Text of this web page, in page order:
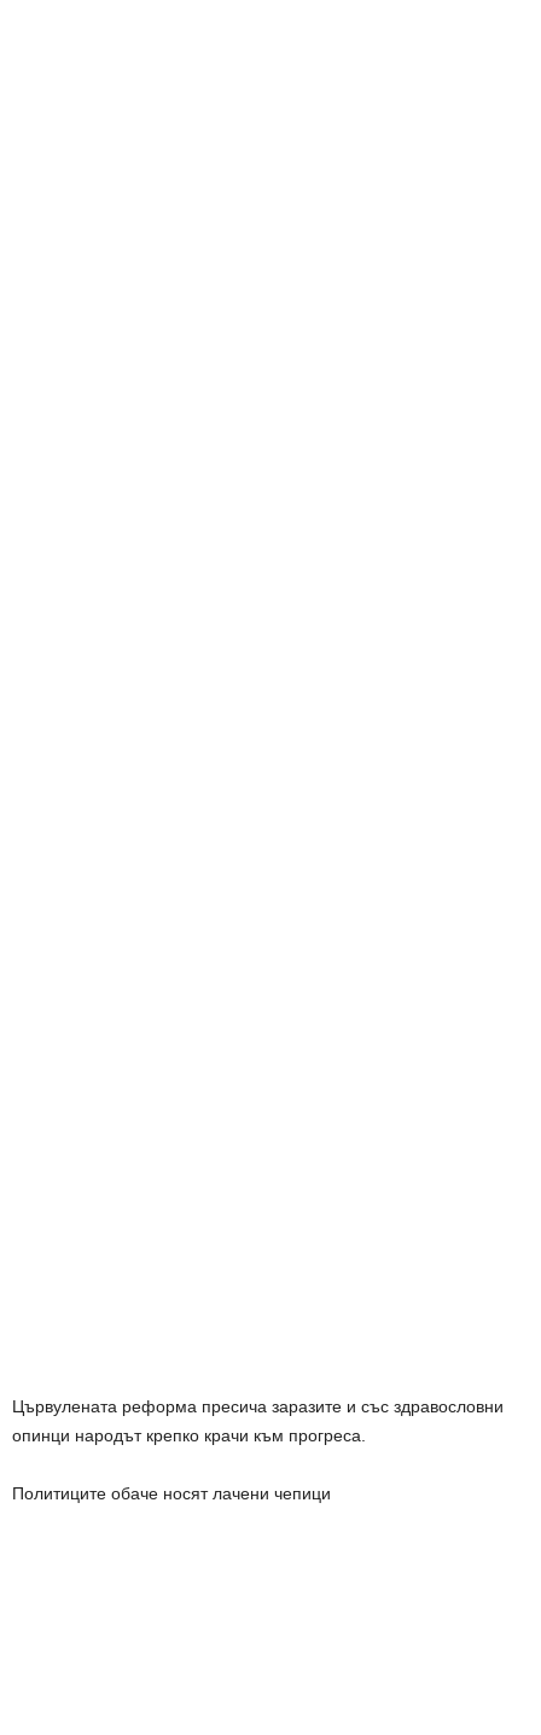
Цървулената реформа пресича заразите и със здравословни
опинци народът крепко крачи към прогреса.
Политиците обаче носят лачени чепици